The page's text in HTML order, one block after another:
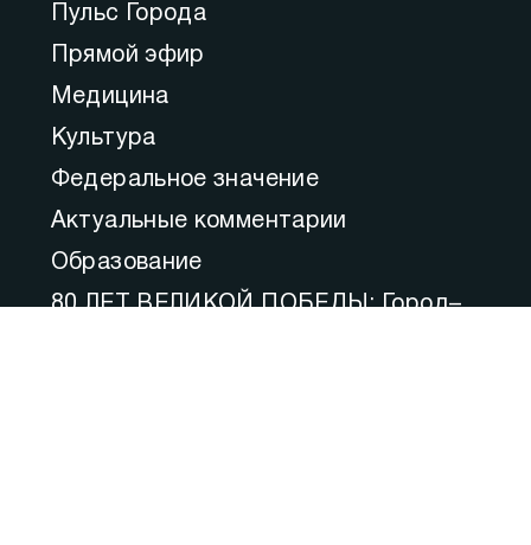
Пульс Города
Прямой эфир
Медицина
Культура
Федеральное значение
Актуальные комментарии
Образование
80 ЛЕТ ВЕЛИКОЙ ПОБЕДЫ: Город–